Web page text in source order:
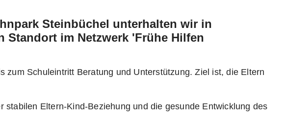
Steinbüchel unterhalten wir in
Standort im Netzwerk 'Frühe Hilfen
zum Schuleintritt Beratung und Unterstützung. Ziel ist, die Eltern
Eltern-Kind-Beziehung und die gesunde Entwicklung des